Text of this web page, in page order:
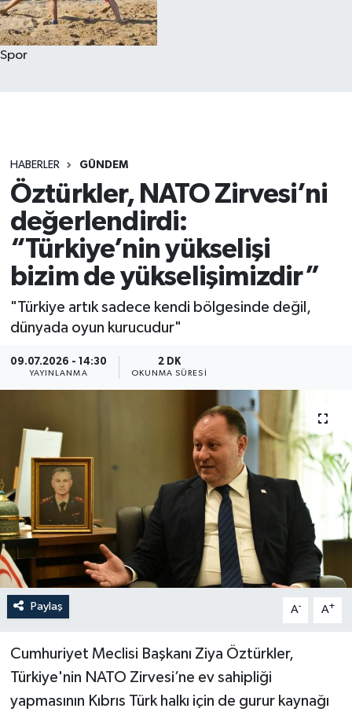
Spor
HABERLER GÜNDEM
Öztürkler, NATO Zirvesi’ni
değerlendirdi:
“Türkiye’nin yükselişi
bizim de yükselişimizdir”
"Türkiye artık sadece kendi bölgesinde değil,
dünyada oyun kurucudur"
09.07.2026 - 14:30
YAYINLANMA
2 DK
OKUNMA SÜRESI
Paylaş A- A+
Cumhuriyet Meclisi Başkanı Ziya Öztürkler,
Türkiye'nin NATO Zirvesi’ne ev sahipliği
yapmasının Kıbrıs Türk halkı için de gurur kaynağı